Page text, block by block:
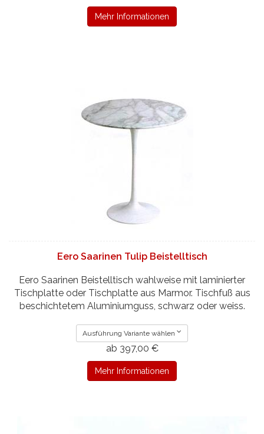
Mehr Informationen
Eero Saarinen Tulip Beistelltisch
Eero Saarinen Beistelltisch wahlweise mit laminierter
Tischplatte oder Tischplatte aus Marmor. Tischfuß aus
beschichtetem Aluminiumguss, schwarz oder weiss.
Ausführung Variante wählen
ab 397,00 €
Mehr Informationen